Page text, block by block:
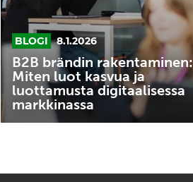
ja
luottamusta
digitaalisessa
markkinassa
BLOGI 8.1.2026
B2B brändin rakentaminen:
Miten luot kasvua ja
luottamusta digitaalisessa
markkinassa